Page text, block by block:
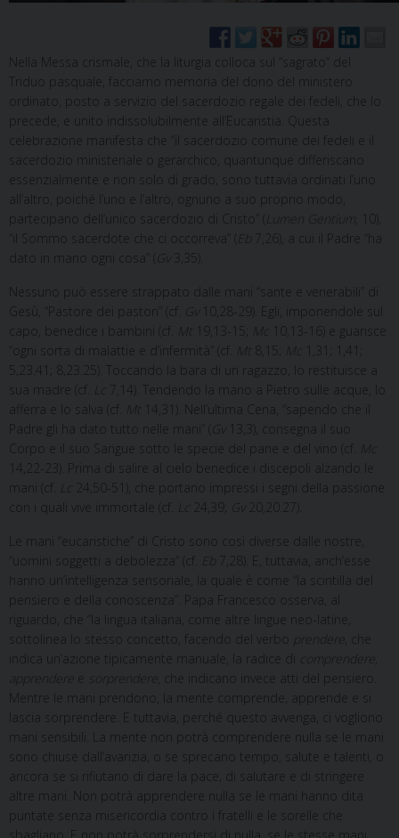
Nella Messa crismale, che la liturgia colloca sul “sagrato” del
Triduo pasquale, facciamo memoria del dono del ministero
ordinato, posto a servizio del sacerdozio regale dei fedeli, che lo
precede, e unito indissolubilmente all’Eucaristia. Questa
celebrazione manifesta che “il sacerdozio comune dei fedeli e il
sacerdozio ministeriale o gerarchico, quantunque differiscano
essenzialmente e non solo di grado, sono tuttavia ordinati l’uno
all’altro, poiché l’uno e l’altro, ognuno a suo proprio modo,
partecipano dell’unico sacerdozio di Cristo” (
Lumen Gentium
, 10),
“il Sommo sacerdote che ci occorreva” (
7,26), a cui il Padre “ha
dato in mano ogni cosa” (
Gv
3,35).
Nessuno può essere strappato dalle mani “sante e venerabili” di
Gesù, “Pastore dei pastori” (cf.
Gv
10,28-29). Egli, imponendole sul
capo, benedice i bambini (cf.
Mt 19,13-15; Mc
10,13-16) e guarisce
“ogni sorta di malattie e d’infermità” (cf.
Mt 8,15; Mc
1,31; 1,41;
5,23.41; 8,23.25). Toccando la bara di un ragazzo, lo restituisce a
sua madre (cf.
7,14). Tendendo la mano a Pietro sulle acque, lo
afferra e lo salva (cf.
Mt
14,31). Nell’ultima Cena, “sapendo che il
Padre gli ha dato tutto nelle mani” (
Gv
13,3), consegna il suo
Corpo e il suo Sangue sotto le specie del pane e del vino (cf.
Mc
14,22-23). Prima di salire al cielo benedice i discepoli alzando le
mani (cf.
24,50-51), che portano impressi i segni della passione
con i quali vive immortale (cf.
24,39; Gv
20,20.27).
Le mani “eucaristiche” di Cristo sono così diverse dalle nostre,
“uomini soggetti a debolezza” (cf.
7,28). E, tuttavia, anch’esse
hanno un’intelligenza sensoriale, la quale è come “la scintilla del
pensiero e della conoscenza”. Papa Francesco osserva, al
riguardo, che “la lingua italiana, come altre lingue neo-latine,
sottolinea lo stesso concetto, facendo del verbo
, che
indica un’azione tipicamente manuale, la radice di
, che indicano invece atti del pensiero.
Mentre le mani prendono, la mente comprende, apprende e si
lascia sorprendere. E tuttavia, perché questo avvenga, ci vogliono
mani sensibili. La mente non potrà comprendere nulla se le mani
sono chiuse dall’avarizia, o se sprecano tempo, salute e talenti, o
ancora se si rifiutano di dare la pace, di salutare e di stringere
altre mani. Non potrà apprendere nulla se le mani hanno dita
puntate senza misericordia contro i fratelli e le sorelle che
sbagliano. E non potrà sorprendersi di nulla, se le stesse mani